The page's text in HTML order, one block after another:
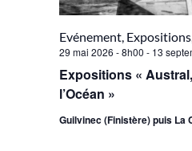
29 mai 2026 - 8h00 - 13
Expositions «
l’Océan »
Evénement,
Guilvinec (Finistère) puis La